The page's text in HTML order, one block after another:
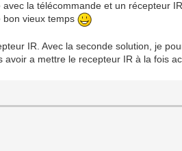
la télécommande et un récepteur
bon vieux temps
IR. Avec la seconde solution, je
a mettre le recepteur IR à la fois